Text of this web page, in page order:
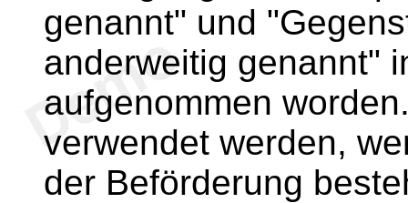
genannt" und
anderweitig genannt"
aufgenommen
verwendet werden,
der Beförderung